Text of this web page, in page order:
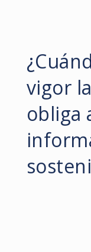
vigor
obliga